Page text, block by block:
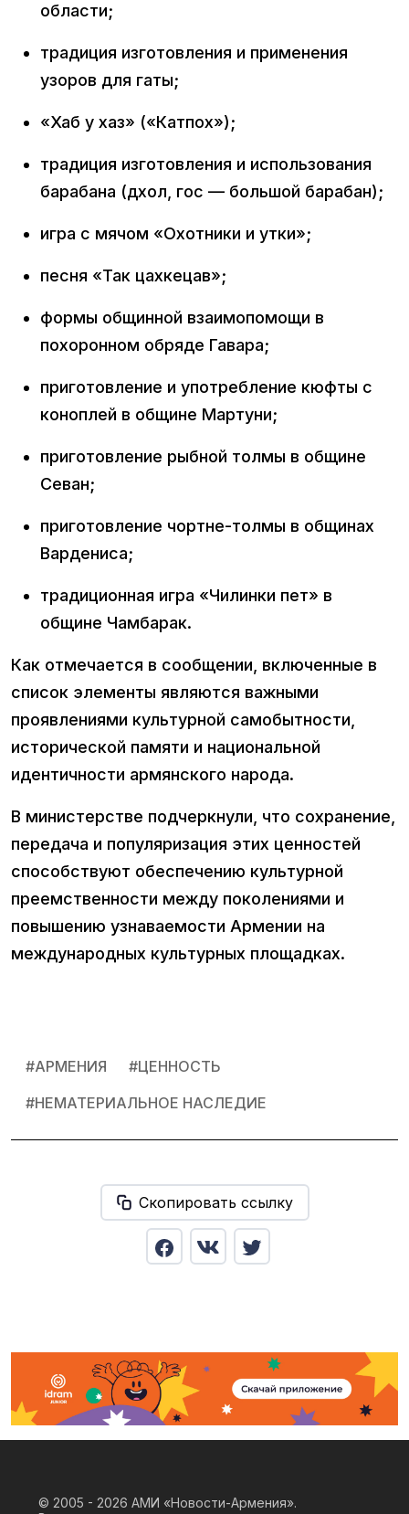
области;
традиция изготовления и применения
узоров для гаты;
«Хаб у хаз» («Катпох»);
традиция изготовления и использования
барабана (дхол, гос — большой барабан);
игра с мячом «Охотники и утки»;
песня «Так цахкецав»;
формы общинной взаимопомощи в
похоронном обряде Гавара;
приготовление и употребление кюфты с
коноплей в общине Мартуни;
приготовление рыбной толмы в общине
Севан;
приготовление чортне-толмы в общинах
Вардениса;
традиционная игра «Чилинки пет» в
общине Чамбарак.
Как отмечается в сообщении, включенные в
список элементы являются важными
проявлениями культурной самобытности,
исторической памяти и национальной
идентичности армянского народа.
В министерстве подчеркнули, что сохранение,
передача и популяризация этих ценностей
способствуют обеспечению культурной
преемственности между поколениями и
повышению узнаваемости Армении на
международных культурных площадках.
#АРМЕНИЯ #ЦЕННОСТЬ
#НЕМАТЕРИАЛЬНОЕ НАСЛЕДИЕ
Скопировать ссылку
© 2005 - 2026 АМИ «Новости-Армения».